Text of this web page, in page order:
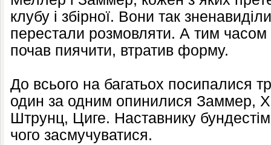
клубу і збірної. Вони так
перестали розмовляти. А тим
почав пиячити, втратив форму.
До всього на багатьох посипалися
один за одним опинилися Заммер,
Штрунц, Циге. Наставнику
чого засмучуватися.